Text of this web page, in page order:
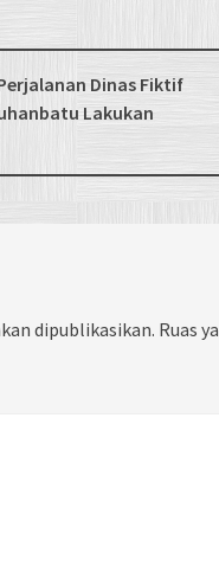
Dinas Fiktif
Lakukan
dipublikasikan. Ruas